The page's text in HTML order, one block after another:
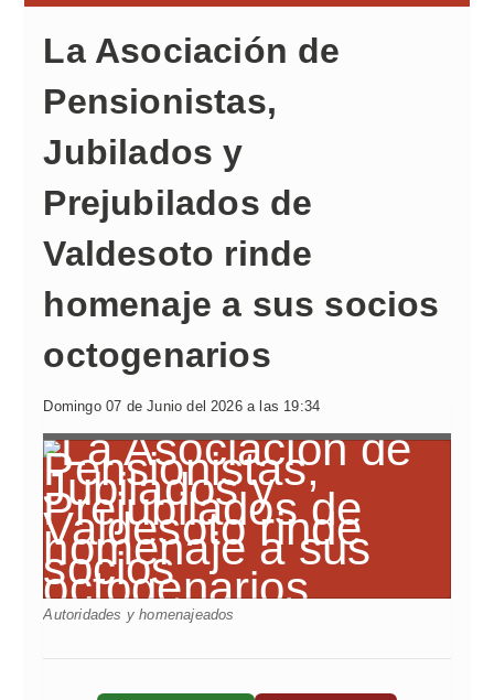
La Asociación de
Pensionistas,
Jubilados y
Prejubilados de
Valdesoto rinde
homenaje a sus socios
octogenarios
Domingo 07 de Junio del 2026 a las 19:34
Autoridades y homenajeados